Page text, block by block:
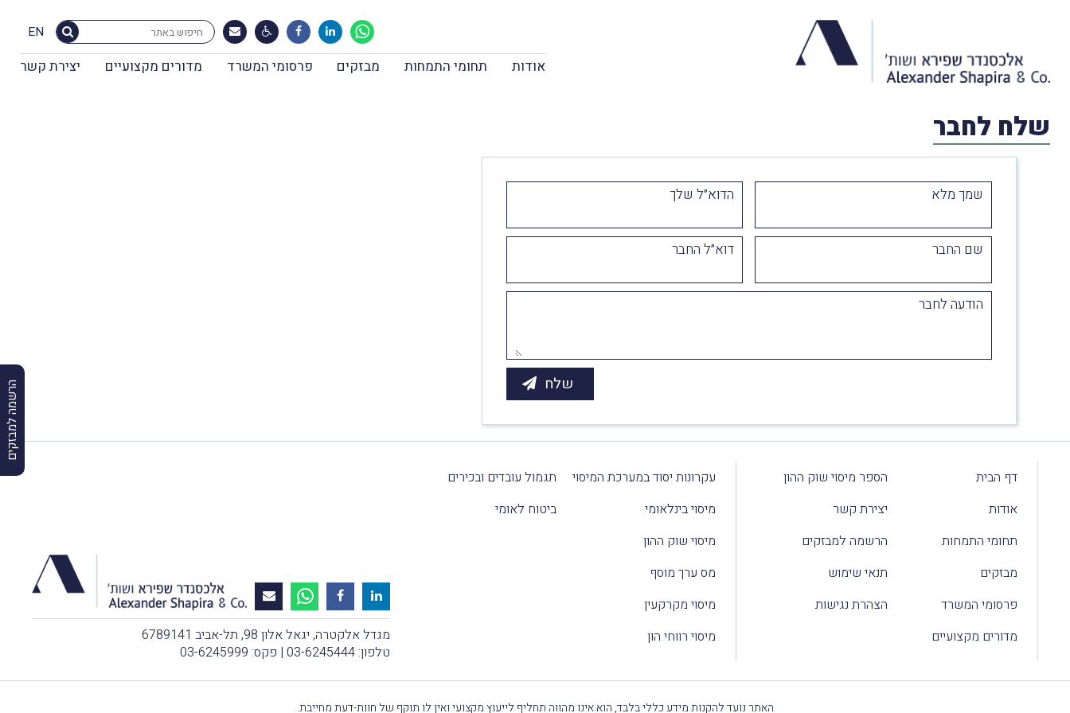
EN
אודות תחומי התמחות מבזקים פרסומי המשרד מדורים מקצועיים יצירת קשר
הרשמה למבזקים
שלח לחבר
שמך מלא הדוא״ל שלך
שם החבר דוא״ל החבר
הודעה לחבר
דף הבית
אודות
תחומי התמחות
מבזקים
פרסומי המשרד
מדורים מקצועיים
הספר מיסוי שוק ההון
יצירת קשר
הרשמה למבזקים
תנאי שימוש
הצהרת נגישות
עקרונות יסוד במערכת המיסוי
מיסוי בינלאומי
מיסוי שוק ההון
מס ערך מוסף
מיסוי מקרקעין
מיסוי רווחי הון
תגמול עובדים ובכירים
ביטוח לאומי
מגדל אלקטרה, יגאל אלון 98, תל-אביב 6789141
טלפון: 03-6245444 | פקס: 03-6245999
האתר נועד להקנות מידע כללי בלבד, הוא אינו מהווה תחליף לייעוץ מקצועי ואין לו תוקף של חוות-דעת מחייבת.